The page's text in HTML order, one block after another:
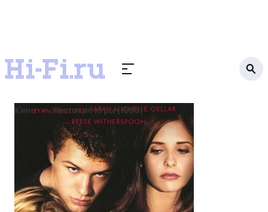
Кино Жестокие игры (1999)